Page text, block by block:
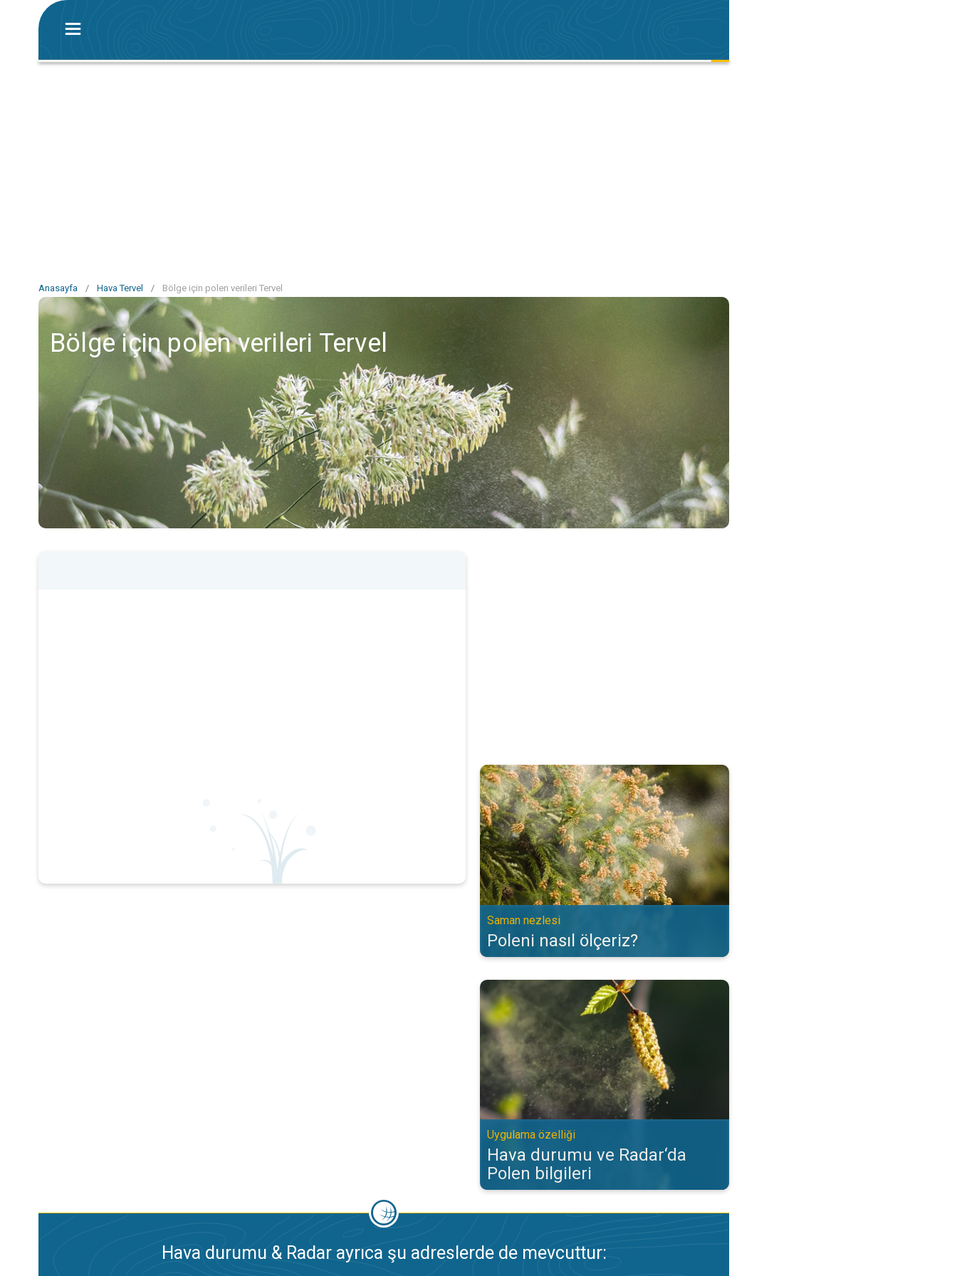
Anasayfa / Hava Tervel / Bölge için polen verileri Tervel
Bölge için polen verileri Tervel
Poleni nasıl ölçeriz?. Saman nezlesi. . .
Saman nezlesi
Poleni nasıl ölçeriz?
Hava durumu ve Radar‘da Polen bilgileri. Uygulama özelliği. . .
Uygulama özelliği
Hava durumu ve Radar‘da
Polen bilgileri
Hava durumu & Radar ayrıca şu adreslerde de mevcuttur: